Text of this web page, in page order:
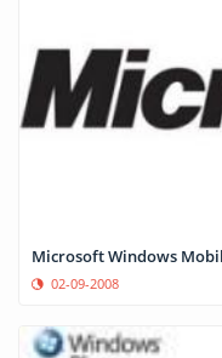
Microsoft Windows
02-09-2008